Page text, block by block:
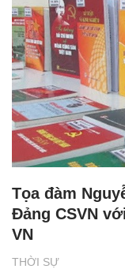
THỜI SỰ
Tọa đàm
Đảng CSVN
VN